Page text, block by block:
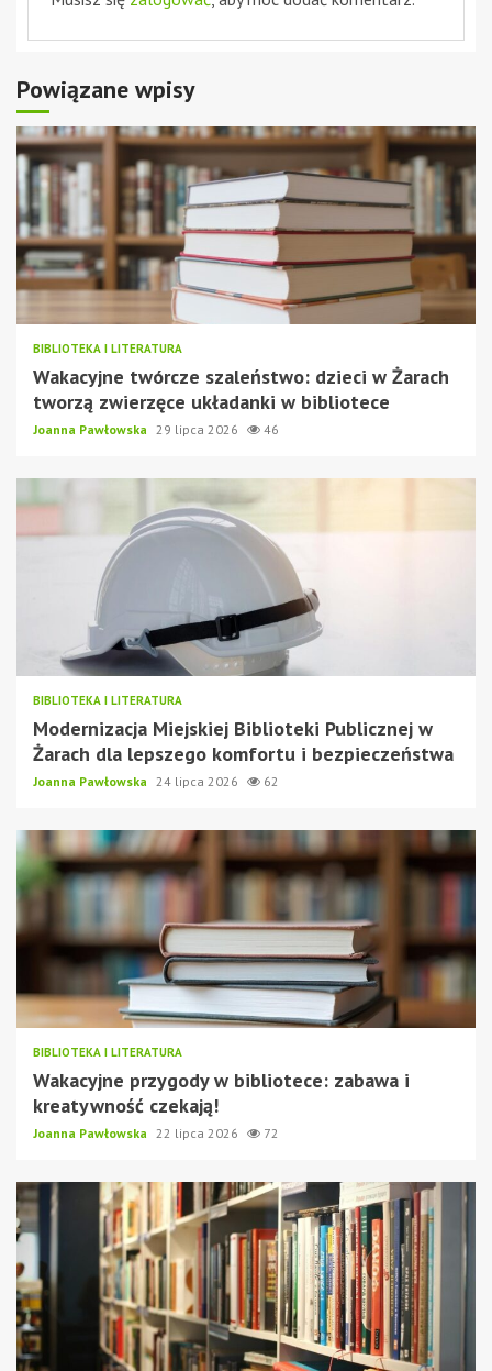
Powiązane wpisy
BIBLIOTEKA I LITERATURA
Wakacyjne twórcze szaleństwo: dzieci w Żarach
tworzą zwierzęce układanki w bibliotece
Joanna Pawłowska 29 lipca 2026 46
BIBLIOTEKA I LITERATURA
Modernizacja Miejskiej Biblioteki Publicznej w
Żarach dla lepszego komfortu i bezpieczeństwa
Joanna Pawłowska 24 lipca 2026 62
BIBLIOTEKA I LITERATURA
Wakacyjne przygody w bibliotece: zabawa i
kreatywność czekają!
Joanna Pawłowska 22 lipca 2026 72